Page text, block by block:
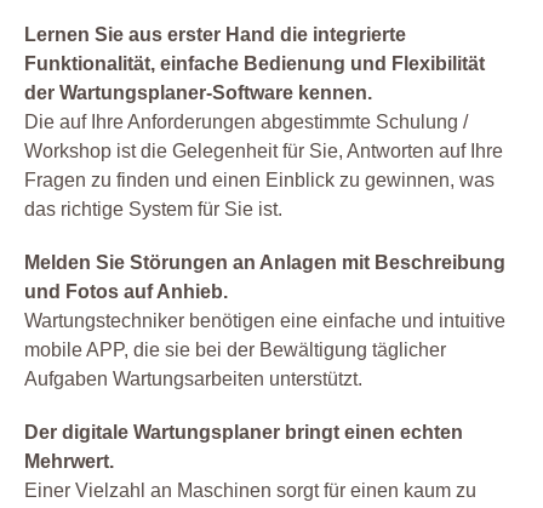
Lernen Sie aus erster Hand die integrierte
Funktionalität, einfache Bedienung und Flexibilität
der Wartungsplaner-Software kennen.
Die auf Ihre Anforderungen abgestimmte Schulung /
Workshop ist die Gelegenheit für Sie, Antworten auf Ihre
Fragen zu finden und einen Einblick zu gewinnen, was
das richtige System für Sie ist.
Melden Sie Störungen an Anlagen mit Beschreibung
und Fotos auf Anhieb.
Wartungstechniker benötigen eine einfache und intuitive
mobile APP, die sie bei der Bewältigung täglicher
Aufgaben Wartungsarbeiten unterstützt.
Der digitale Wartungsplaner bringt einen echten
Mehrwert.
Einer Vielzahl an Maschinen sorgt für einen kaum zu